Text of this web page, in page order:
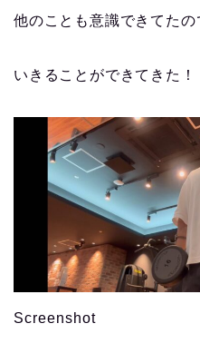
他のことも意識できてた
いきることができてきた！
Screenshot